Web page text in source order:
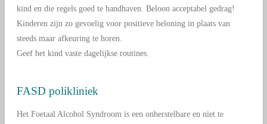
kind en die regels goed te handhaven. Beloon acceptabel gedrag!
Kinderen zijn zo gevoelig voor positieve beloning in plaats van
steeds maar afkeuring te horen.
Geef het kind vaste dagelijkse routines.
FASD polikliniek
Het Foetaal Alcohol Syndroom is een onherstelbare en niet te